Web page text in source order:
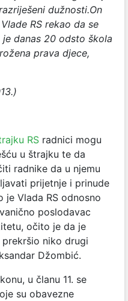
dužnosti.On
RS rekao da se
danas 20 odsto škola
prava djece,
RS radnici mogu
u štrajku te da
radnike da u njemu
prijetnje i prinude
je Vlada RS odnosno
poslodavac
očito je da je
niko drugi
Džombić.
u članu 11. se
su obavezne